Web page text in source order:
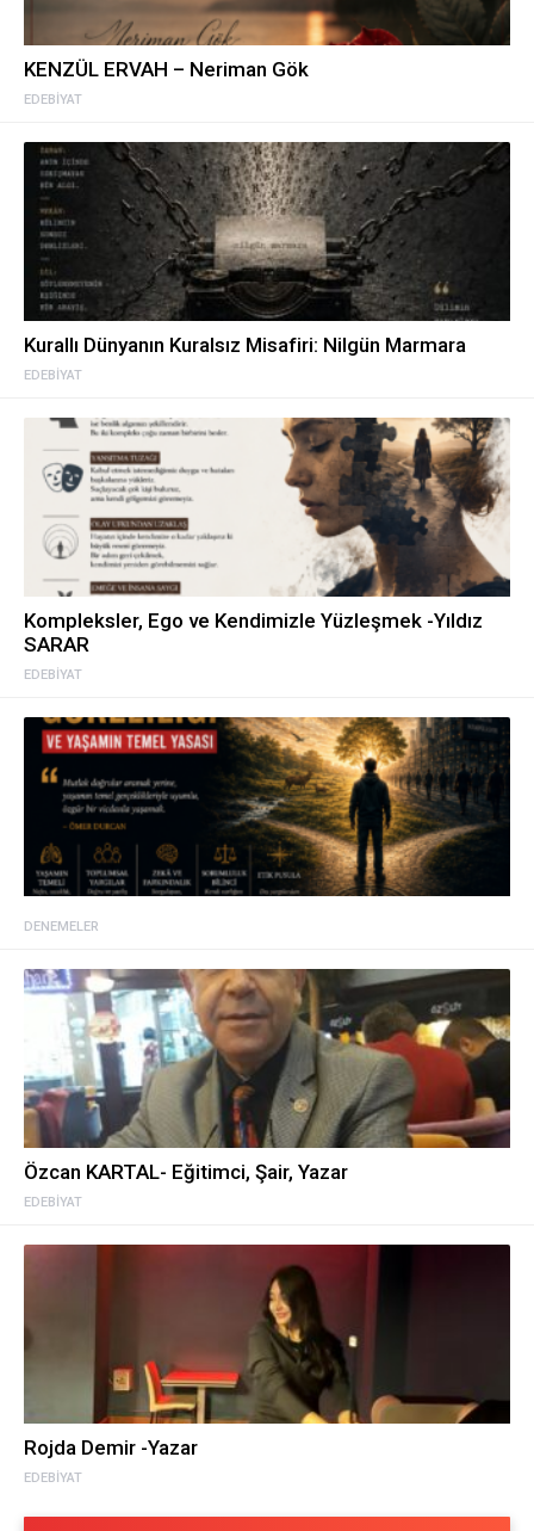
EDEBIYAT
KENZÜL ERVAH – Neriman Gök
EDEBIYAT
Kurallı Dünyanın Kuralsız Misafiri: Nilgün Marmara
EDEBIYAT
Kompleksler, Ego ve Kendimizle Yüzleşmek -Yıldız
SARAR
DENEMELER
EDEBIYAT
Özcan KARTAL- Eğitimci, Şair, Yazar
EDEBIYAT
Rojda Demir -Yazar